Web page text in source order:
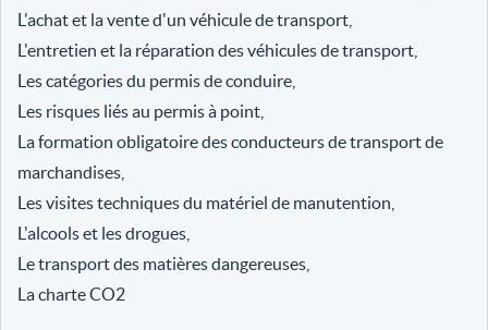
L'achat et la vente d'un véhicule de transport,
L'entretien et la réparation des véhicules de transport,
Les catégories du permis de conduire,
Les risques liés au permis à point,
La formation obligatoire des conducteurs de transport de
marchandises,
Les visites techniques du matériel de manutention,
L'alcools et les drogues,
Le transport des matières dangereuses,
La charte CO2